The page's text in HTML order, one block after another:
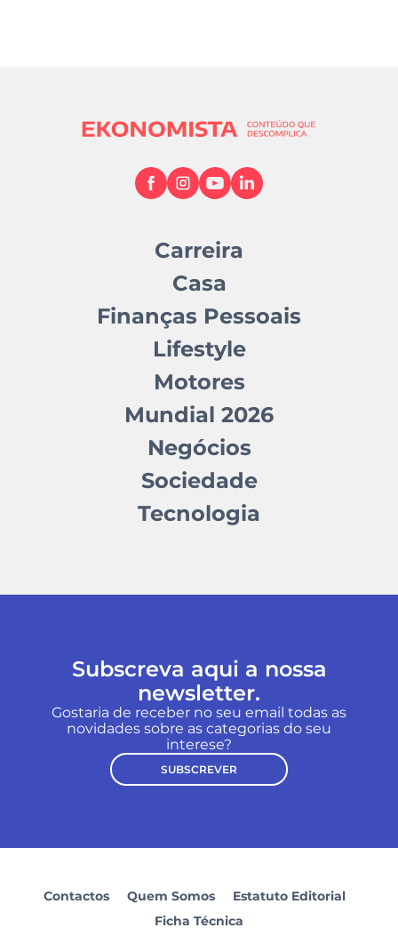
Carreira
Casa
Finanças Pessoais
Lifestyle
Motores
Mundial 2026
Negócios
Sociedade
Tecnologia
Subscreva aqui a nossa
newsletter.
Gostaria de receber no seu email todas as
novidades sobre as categorias do seu
interese?
SUBSCREVER
Contactos Quem Somos
Estatuto Editorial
Ficha Técnica